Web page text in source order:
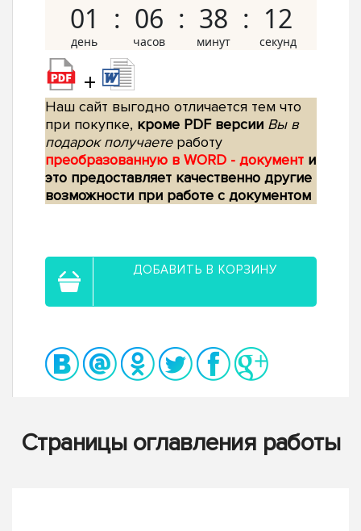
01 06 38 11
+
Наш сайт выгодно отличается тем что
при покупке, кроме PDF версии Вы в
подарок получаетеработу
преобразованную в WORD - документ и
это предоставляет качественно другие
возможности при работе с документом
ДОБАВИТЬ В КОРЗИНУ
Страницы оглавления работы